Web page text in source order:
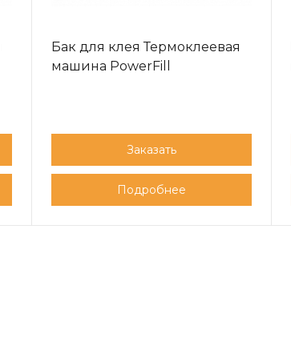
Бак для клея Термоклеевая
машина PowerFill
Заказать
Подробнее